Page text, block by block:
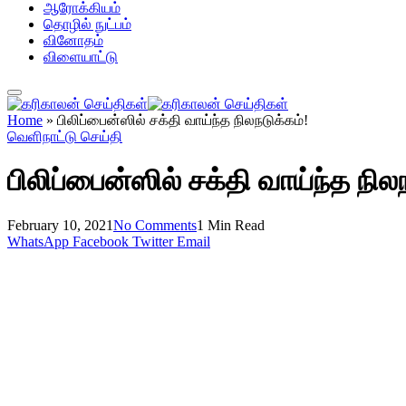
ஆரோக்கியம்
தொழில் நுட்பம்
வினோதம்
விளையாட்டு
Home » பிலிப்பைன்ஸில் சக்தி வாய்ந்த நிலநடுக்கம்!
வெளிநாட்டு செய்தி
பிலிப்பைன்ஸில் சக்தி வாய்ந்த
February 10, 2021No Comments1 Min Read
WhatsApp Facebook Twitter Email